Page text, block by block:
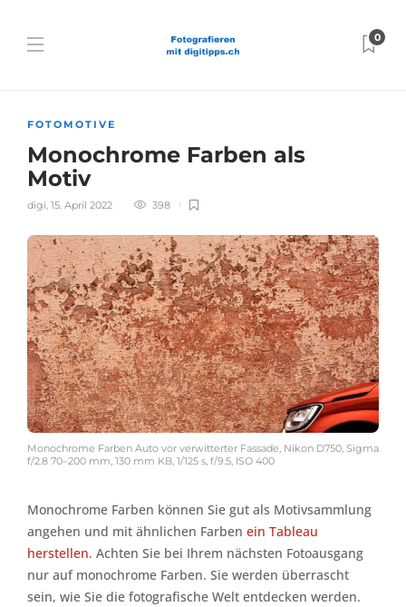
0
FOTOMOTIVE
Monochrome Farben als
Motiv
digi, 15. April 2022 398
Monochrome Farben Auto vor verwitterter Fassade, Nikon D750, Sigma
f/2.8 70–200 mm, 130 mm KB, 1/125 s, f/9.5, ISO 400
Monochrome Farben können Sie gut als Motivsammlung
angehen und mit ähnlichen Farben ein Tableau
herstellen. Achten Sie bei Ihrem nächsten Fotoausgang
nur auf monochrome Farben. Sie werden überrascht
sein, wie Sie die fotografische Welt entdecken werden.